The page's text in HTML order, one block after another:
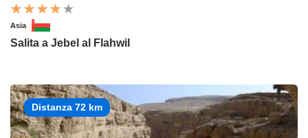
Asia
Salita a Jebel al Flahwil
Distanza 72 km